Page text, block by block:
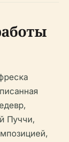
Пуччи,